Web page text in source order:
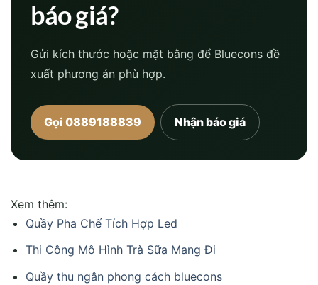
báo giá?
Gửi kích thước hoặc mặt bằng để Bluecons đề
xuất phương án phù hợp.
Gọi 0889188839 Nhận báo giá
Xem thêm:
Quầy Pha Chế Tích Hợp Led
Thi Công Mô Hình Trà Sữa Mang Đi
Quầy thu ngân phong cách bluecons